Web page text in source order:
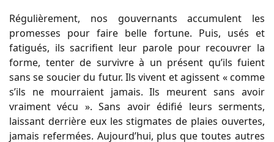
Régulièrement, nos gouvernants accumulent les
promesses pour faire belle fortune. Puis, usés et
fatigués, ils sacrifient leur parole pour recouvrer la
forme, tenter de survivre à un présent qu’ils fuient
sans se soucier du futur. Ils vivent et agissent « comme
s’ils ne mourraient jamais. Ils meurent sans avoir
vraiment vécu ». Sans avoir édifié leurs serments,
laissant derrière eux les stigmates de plaies ouvertes,
jamais refermées. Aujourd’hui, plus que toutes autres